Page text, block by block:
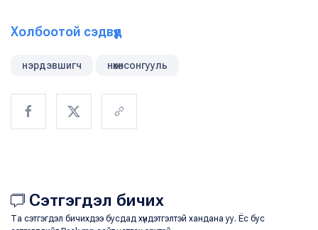
Холбоотой сэдвүүд
нэрдэвшигч нөхөнсонгууль
Сэтгэгдэл бичих
Та сэтгэгдэл бичихдээ бусдад хүндэтгэлтэй хандана уу. Ёс бус